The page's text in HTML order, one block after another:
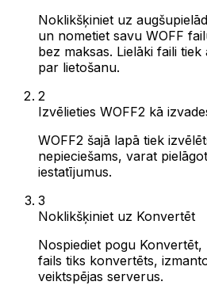
Noklikšķiniet uz
un nometiet savu WOFF
bez maksas. Lielāki faili
par lietošanu.
2
Izvēlieties WOFF2 kā
WOFF2 šajā lapā tiek
nepieciešams, varat
iestatījumus.
3
Noklikšķiniet uz Konvertēt
Nospiediet pogu
fails tiks konvertēts,
veiktspējas serverus.